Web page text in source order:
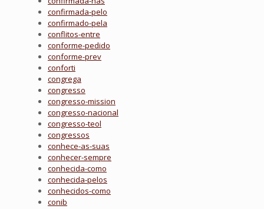
confirmada-pelo
confirmado-pela
conflitos-entre
conforme-pedido
conforme-prev
conforti
congrega
congresso
congresso-mission
congresso-nacional
congresso-teol
congressos
conhece-as-suas
conhecer-sempre
conhecida-como
conhecida-pelos
conhecidos-como
conib